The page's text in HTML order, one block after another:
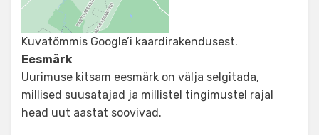
Kuvatõmmis Google’i kaardirakendusest.
Eesmärk
Uurimuse kitsam eesmärk on välja selgitada,
millised suusatajad ja millistel tingimustel rajal
head uut aastat soovivad.